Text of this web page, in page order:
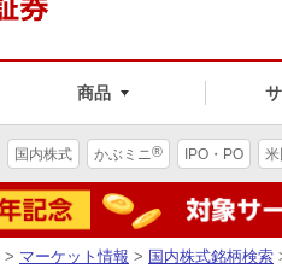
商品
国内株式 かぶミニ® IPO・PO
> マーケット情報 > 国内株式銘柄検索